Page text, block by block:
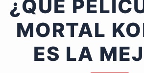
¿QUÉ
MORTAL
ES LA